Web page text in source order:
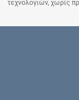
τεχνολογιών, χωρίς